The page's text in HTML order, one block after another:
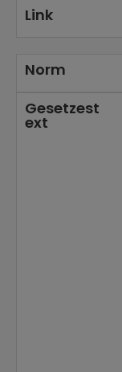
Link
Norm
Gesetzest
ext